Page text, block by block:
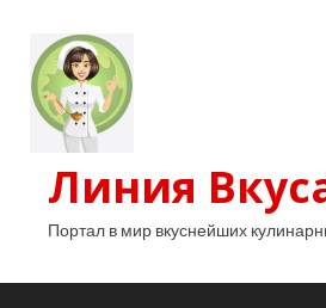
Линия
Портал в мир вкуснейших